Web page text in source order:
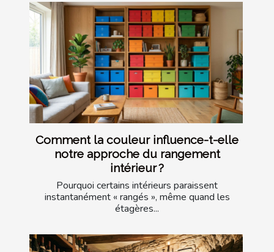
Comment la couleur influence-t-elle
notre approche du rangement
intérieur ?
Pourquoi certains intérieurs paraissent
instantanément « rangés », même quand les
étagères...